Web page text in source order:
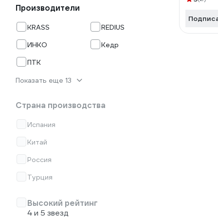
Производители
KRASS
REDIUS
ИНКО
Кедр
ПТК
Показать еще 13
Страна производства
Испания
Китай
Россия
Турция
Высокий рейтинг
4 и 5 звезд